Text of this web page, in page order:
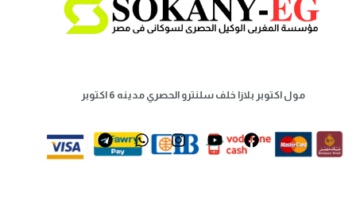
مول اكتوبر بلازا خلف سلنترو الحصري مدينه 6 اكتوبر